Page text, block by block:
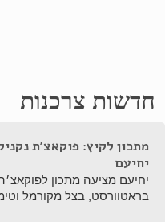
חדשות צרכנות
מתכון לקיץ: פוקאצ׳ת
יחיעם
יחיעם מציעה מתכון
בראטוורסט, בצל מקורמל